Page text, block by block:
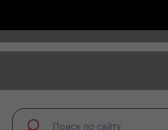
конференция